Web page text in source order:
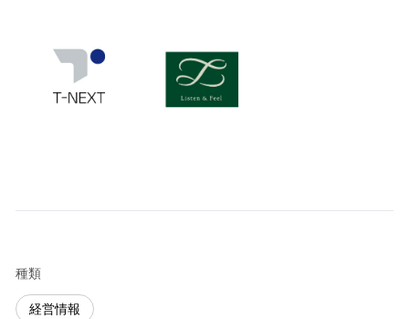
種類
経営情報